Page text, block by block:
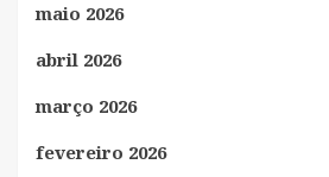
maio 2026
abril 2026
março 2026
fevereiro 2026